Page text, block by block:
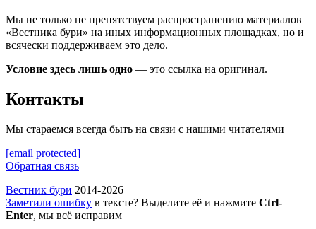
Мы не только не препятствуем распространению материалов
«Вестника бури» на иных информационных площадках, но и
всячески поддерживаем это дело.
Условие здесь лишь одно — это ссылка на оригинал.
Контакты
Мы стараемся всегда быть на связи с нашими читателями
[email protected]
Обратная связь
Вестник бури 2014-2026
Заметили ошибку в тексте? Выделите её и нажмите Ctrl-
Enter, мы всё исправим